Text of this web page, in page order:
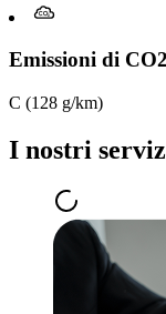
Emissioni di CO2
C (128 g/km)
I nostri